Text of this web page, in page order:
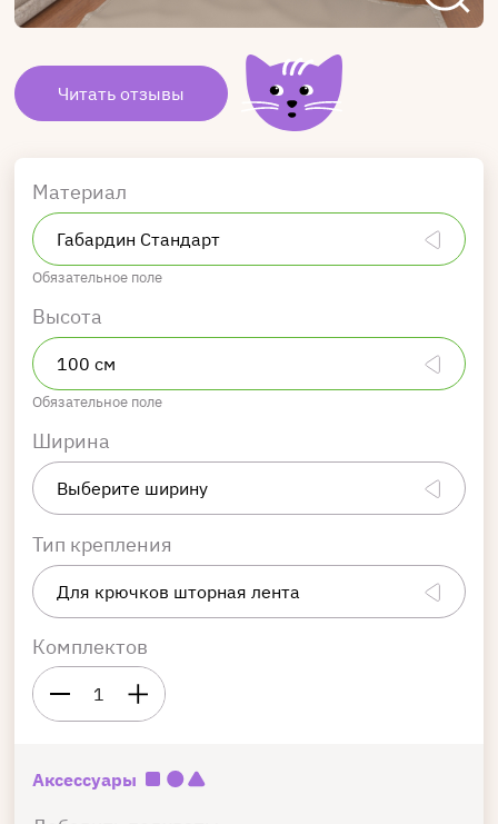
Читать отзывы
Материал
Обязательное поле
Высота
Обязательное поле
Ширина
Тип крепления
Комплектов
1
Аксессуары